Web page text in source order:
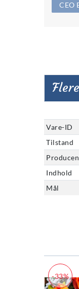
CEO
Vare-ID
Tilstand
Indhold
Mål
-33%